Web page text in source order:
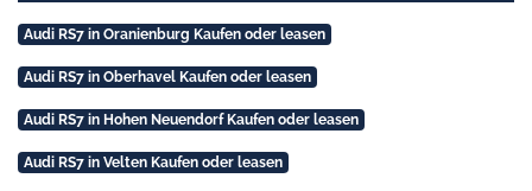
Audi RS7 in Oranienburg Kaufen oder leasen
Audi RS7 in Oberhavel Kaufen oder leasen
Audi RS7 in Hohen Neuendorf Kaufen oder leasen
Audi RS7 in Velten Kaufen oder leasen